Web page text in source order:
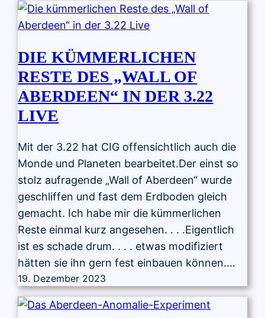
DIE KÜMMERLICHEN
RESTE DES „WALL OF
ABERDEEN“ IN DER 3.22
LIVE
Mit der 3.22 hat CIG offensichtlich auch die
Monde und Planeten bearbeitet.Der einst so
stolz aufragende „Wall of Aberdeen“ wurde
geschliffen und fast dem Erdboden gleich
gemacht. Ich habe mir die kümmerlichen
Reste einmal kurz angesehen. . . .Eigentlich
ist es schade drum. . . . etwas modifiziert
hätten sie ihn gern fest einbauen können.…
19. Dezember 2023